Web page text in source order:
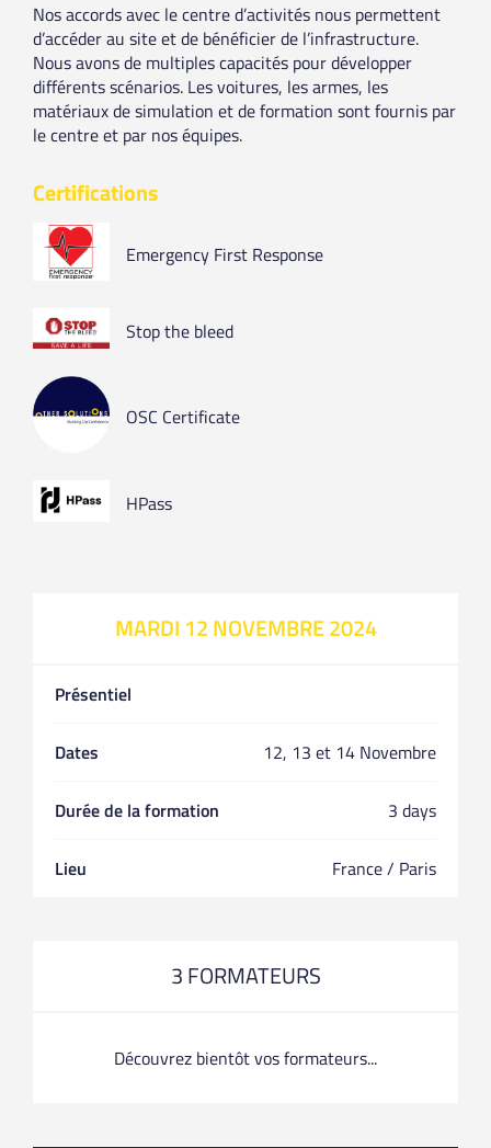
Nos accords avec le centre d’activités nous permettent
d’accéder au site et de bénéficier de l’infrastructure.
Nous avons de multiples capacités pour développer
différents scénarios. Les voitures, les armes, les
matériaux de simulation et de formation sont fournis par
le centre et par nos équipes.
Certifications
Emergency First Response
Stop the bleed
OSC Certificate
HPass
MARDI 12 NOVEMBRE 2024
Présentiel
Dates 12, 13 et 14 Novembre
Durée de la formation 3 days
Lieu France / Paris
3 FORMATEURS
Découvrez bientôt vos formateurs...